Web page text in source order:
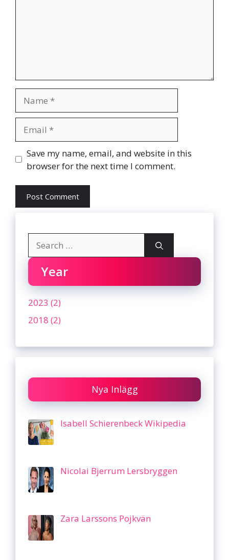
Website
Save my name, email, and website in this
browser for the next time I comment.
for:
Year
2023 (2)
2018 (2)
Nya Inlägg
Isabell Schierenbeck Wikipedia
Nicolai Bjerrum Lersbryggen
Zara Larssons Pojkvän